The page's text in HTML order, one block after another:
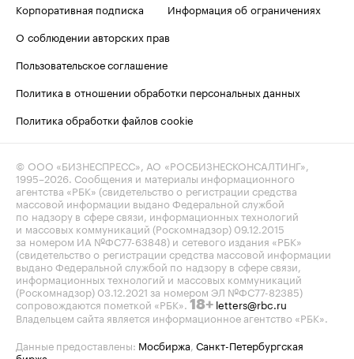
Корпоративная подписка
Информация об ограничениях
О соблюдении авторских прав
Пользовательское соглашение
Политика в отношении обработки персональных данных
Политика обработки файлов cookie
© ООО «БИЗНЕСПРЕСС», АО «РОСБИЗНЕСКОНСАЛТИНГ»,
1995–2026. Сообщения и материалы информационного
агентства «РБК» (свидетельство о регистрации средства
массовой информации выдано Федеральной службой
по надзору в сфере связи, информационных технологий
и массовых коммуникаций (Роскомнадзор) 09.12.2015
за номером ИА №ФС77-63848) и сетевого издания «РБК»
(свидетельство о регистрации средства массовой информации
выдано Федеральной службой по надзору в сфере связи,
информационных технологий и массовых коммуникаций
(Роскомнадзор) 03.12.2021 за номером ЭЛ №ФС77-82385)
сопровождаются пометкой «РБК». 18+ letters@rbc.ru
Владельцем сайта является информационное агентство «РБК».
Данные предоставлены: Мосбиржа, Санкт-Петербургская